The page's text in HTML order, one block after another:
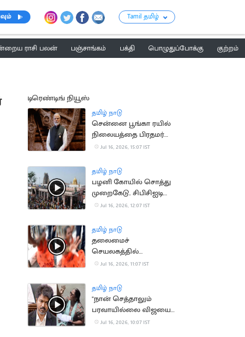
Tamil தமிழ்
ராசி பலன் பஞ்சாங்கம் பக்தி பொழுதுப்போக்கு
குற்றம்
டிரெண்டிங் நியூஸ்
தமிழ் நாடு
சென்னை பூங்கா ரயில்
நிலையத்தை பிரதமர்
மோடி நாளை திறந்து
Jul 16, 2026, 15:07 IST
தமிழ் நாடு
பழனி கோயில் சொத்து
முறைகேடு.. சிபிசிஐடி
விசாரணை
Jul 16, 2026, 12:07 IST
தமிழ் நாடு
தலைமைச்
செயலகத்தில்
தீக்குளிக்க முயன்ற
Jul 16, 2026, 11:07 IST
தமிழ் நாடு
"நான் செத்தாலும்
பரவாயில்லை விஜயை
பாக்கணும்".. பெண்
Jul 16, 2026, 10:07 IST